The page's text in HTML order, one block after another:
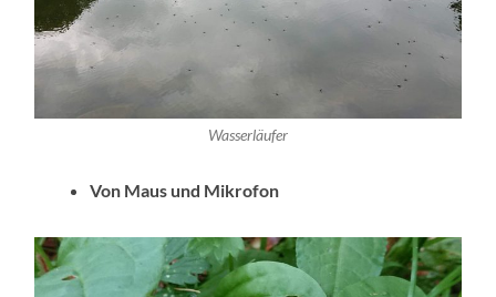
Wasserläufer
Von Maus und Mikrofon